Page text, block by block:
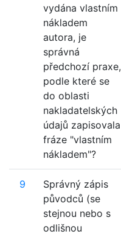
vydána vlastním
nákladem
autora, je
správná
předchozí praxe,
podle které se
do oblasti
nakladatelských
údajů zapisovala
fráze "vlastním
nákladem"?
9
Správný zápis
původců (se
stejnou nebo s
odlišnou